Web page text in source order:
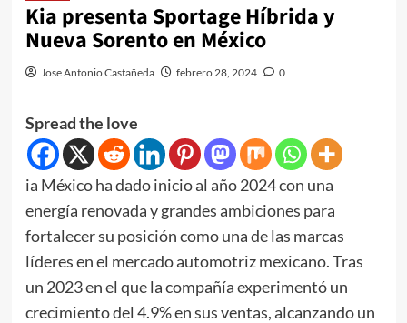
Kia presenta Sportage Híbrida y
Nueva Sorento en México
Jose Antonio Castañeda febrero 28, 2024 0
Spread the love
ia México ha dado inicio al año 2024 con una
energía renovada y grandes ambiciones para
fortalecer su posición como una de las marcas
líderes en el mercado automotriz mexicano. Tras
un 2023 en el que la compañía experimentó un
crecimiento del 4.9% en sus ventas, alcanzando un